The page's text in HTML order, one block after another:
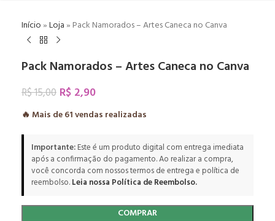
Início»Loja» Pack Namorados – Artes Caneca no Canva
Pack Namorados – Artes Caneca no Canva
R$15,00 R$ 2,90
🔥 Mais de61vendas realizadas
Importante:Este é um produto digital com entrega imediata
após a confirmação do pagamento. Ao realizar a compra,
você concorda com nossos termos de entrega e política de
reembolso.Leia nossa Política de Reembolso.
COMPRAR